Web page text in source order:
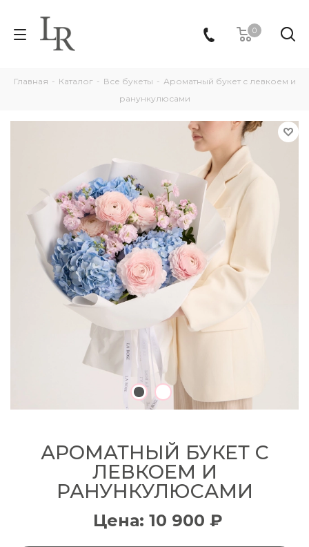
0
Главная - Каталог - Все букеты - Ароматный букет с левкоем и
ранункулюсами
АРОМАТНЫЙ БУКЕТ С
ЛЕВКОЕМ И
РАНУНКУЛЮСАМИ
Цена: 10 900 ₽